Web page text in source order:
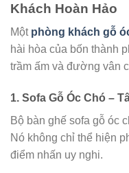
Khách Hoàn Hảo
Một phòng khách gỗ
hài hòa của bốn thành
trầm ấm và đường vân
1. Sofa Gỗ Óc Chó –
Bộ bàn ghế sofa gỗ óc
Nó không chỉ thể hiện
điểm nhấn uy nghi.